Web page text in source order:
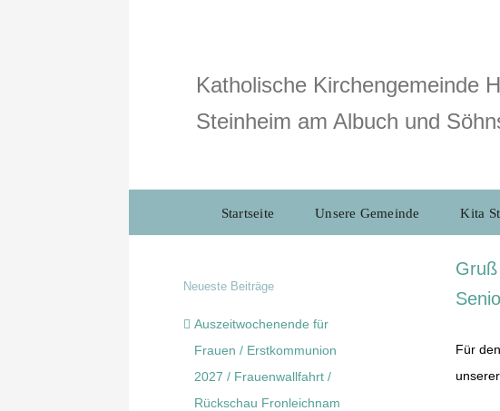
Katholische Kirchengemeinde
Steinheim am Albuch und
Startseite Unsere Gemeinde Kita
Für
Neueste Beiträge
Auszeitwochenende für
Frauen / Erstkommunion
2027 / Frauenwallfahrt /
Rückschau Fronleichnam